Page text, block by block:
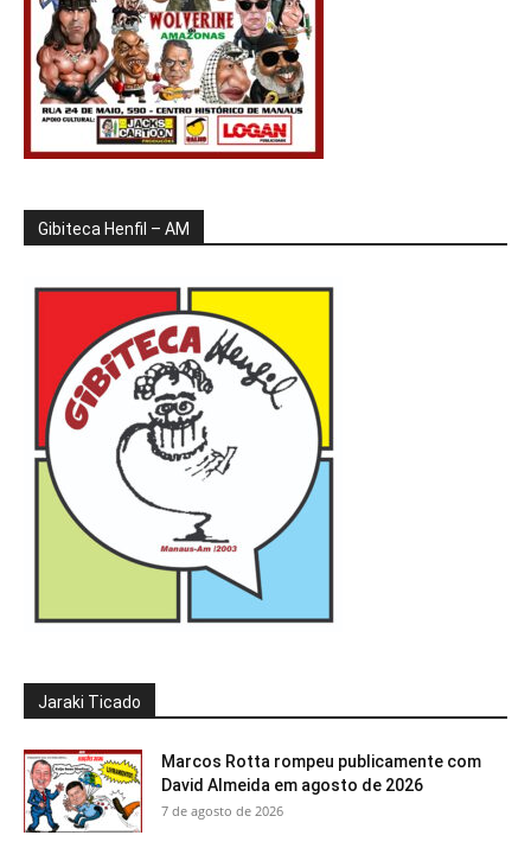
Gibiteca Henfil – AM
Jaraki Ticado
Marcos Rotta rompeu publicamente com
David Almeida em agosto de 2026
7 de agosto de 2026